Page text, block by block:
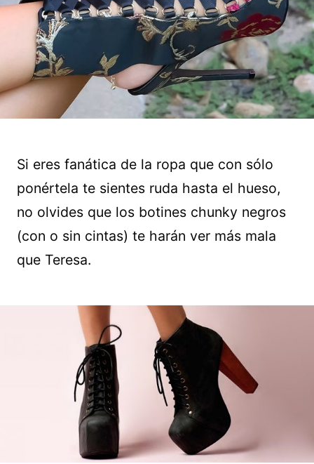
Si eres fanática de la ropa que con sólo
ponértela te sientes ruda hasta el hueso,
no olvides que los botines chunky negros
(con o sin cintas) te harán ver más mala
que Teresa.